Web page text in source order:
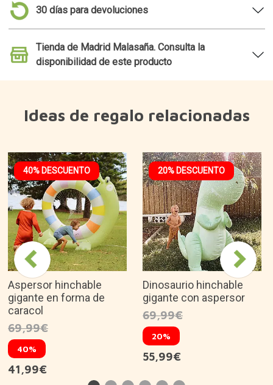
30 días para devoluciones
Tienda de Madrid Malasaña. Consulta la
disponibilidad de este producto
Ideas de regalo relacionadas
40% DESCUENTO
Aspersor hinchable
gigante en forma de
caracol
69,99€
40%
41,99€
20% DESCUENTO
Dinosaurio hinchable
gigante con aspersor
69,99€
20%
55,99€